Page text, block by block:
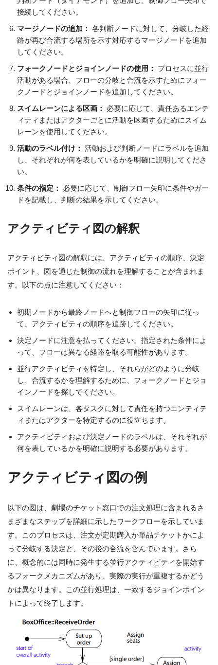
接続してください。
マージノードの追加： 各判断ノードに対して、分岐した経
路が再び合流する場所を示す対応するマージノードを追加
してください。
フォークノードとジョインノードの使用：
プロセスに並行
活動がある場合、フローの分岐と合流を示すためにフォー
クノードとジョインノードを追加してください。
スイムレーンによる区画：
必要に応じて、責任あるエンテ
ィティまたはアクターごとに活動を区画するためにスイム
レーンを使用してください。
活動のラベル付け： 活動および判断ノードにラベルを追加
し、それぞれが何を表しているかを明確に説明してくださ
い。
条件の指定：
必要に応じて、制御フロー矢印に条件やガー
ドを記載し、判断の結果を示してください。
アクティビティ図の解釈
アクティビティ図の解釈には、アクティビティの順序、決定
ポイント、図を通じた制御の流れを理解することが含まれま
す。以下の点に注意してください：
初期ノードから最終ノードへと制御フローの矢印に従っ
て、アクティビティの順序を追跡してください。
決定ノードに注意を払ってください。指定された条件によ
って、フローは異なる経路を取る可能性があります。
並行アクティビティを特定し、それらがどのように分岐
し、合流するかを理解するために、フォークノードとジョ
インノードを探してください。
スイムレーンは、各タスクに対して責任を持つエンティテ
ィまたはアクターを特定するのに役立ちます。
アクティビティおよび決定ノードのラベルは、それぞれが
何を表しているかを明確に説明する必要があります。
アクティビティ図の例
以下の図は、劇場のチケット窓口での注文処理に含まれるさ
まざまなステップを詳細に示したワークフローを示していま
す。このプロセスは、注文が定期購入か単品チケットかによ
って分岐する決定と、その後の合流を含んでいます。さら
に、概念的には同時に発生する並行アクティビティを開始す
るフォークメカニズムがあり、実際の実行が重複するかどう
かは異なります。この並行処理は、一致するジョインポイン
トによって終了します。